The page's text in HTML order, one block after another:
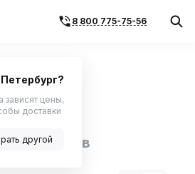
8 800 775-75-56
Поиск по VIN
18 товаров
зависят цены,
доставки
другой